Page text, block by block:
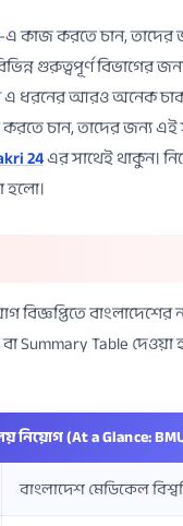
-এ কাজ করতে চান, তাদের
গুরুত্বপূর্ণ
ধরনের আরও অনেক
চান, তাদের জন্য এই
24এর সাথেই থাকুন।
হলো।
বিজ্ঞপ্তিতে
Summary Table
নিয়োগ (At a Glance:
বাংলাদেশ মেডিকেল